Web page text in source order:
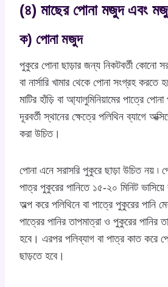
(৪) মাছের পোনা মজুদ এবং মজুদ
ক) পোনা মজুদ
পুকুরে পোনা ছাড়ার জন্য নিকটবর্তী কোনো
বা নার্সারি খামার থেকে পোনা সংগ্রহ করতে
মাটির হাঁড়ি বা আ্যালুমিনিয়ামের পাত্রে
দূরবর্তী স্থানের ক্ষেত্রে পলিথিন ব্যাগে
করা উচিত।
পোনা এনে সরাসরি পুকুরে ছাড়া উচিত নয় ৷
পাত্র পুকুরের পানিতে ১৫-২০ মিনিট
অল্প করে পলিথিনে বা পাত্রে পুকুরের পানি
পাত্রের পানির তাপমাত্রা ও পুকুরের পানির
হবে। এরপর পলিব্যাগ বা পাত্র কাত
ছাড়তে হবে।